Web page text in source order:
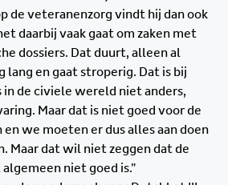
de veteranenzorg vindt hij dan ook
daarbij vaak gaat om zaken met
dossiers. Dat duurt, alleen al
lang en gaat stroperig. Dat is bij
de civiele wereld niet anders,
Maar dat is niet goed voor de
we moeten er dus alles aan doen
Maar dat wil niet zeggen dat de
niet goed is.”